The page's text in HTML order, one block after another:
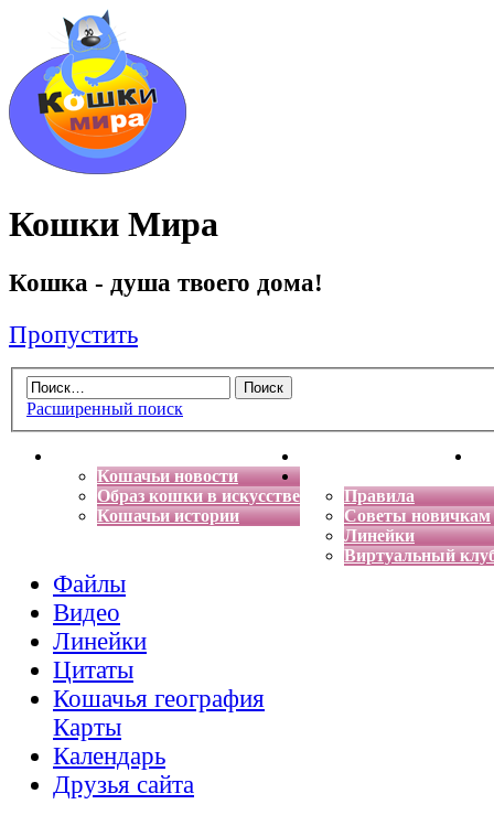
Кошки Мира
Кошка - душа твоего дома!
Пропустить
Расширенный поиск
Кошачьи новости
Образ кошки в искусстве
Кошачьи истории
Энциклопедия кошек
Правила
Советы новичкам
Линейки
Виртуальный
Файлы
Видео
Линейки
Цитаты
Кошачья география
Карты
Календарь
Друзья сайта